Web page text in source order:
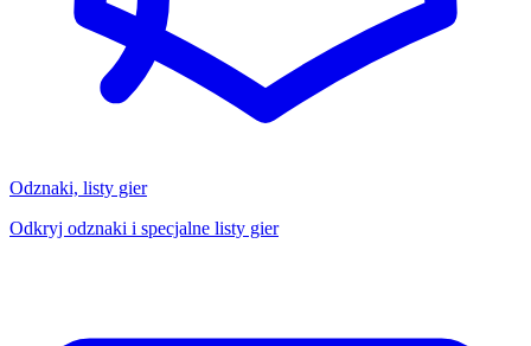
Odznaki, listy gier
Odkryj odznaki i specjalne listy gier